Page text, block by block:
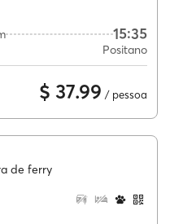
15:35
Positano
$ 37.99 / pessoa
de ferry